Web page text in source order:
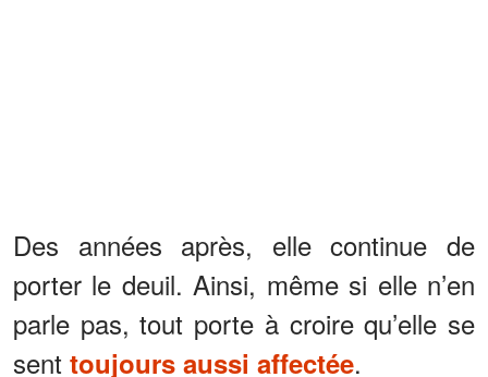
Des années après, elle continue de
porter le deuil. Ainsi, même si elle n’en
parle pas, tout porte à croire qu’elle se
sent toujours aussi affectée.